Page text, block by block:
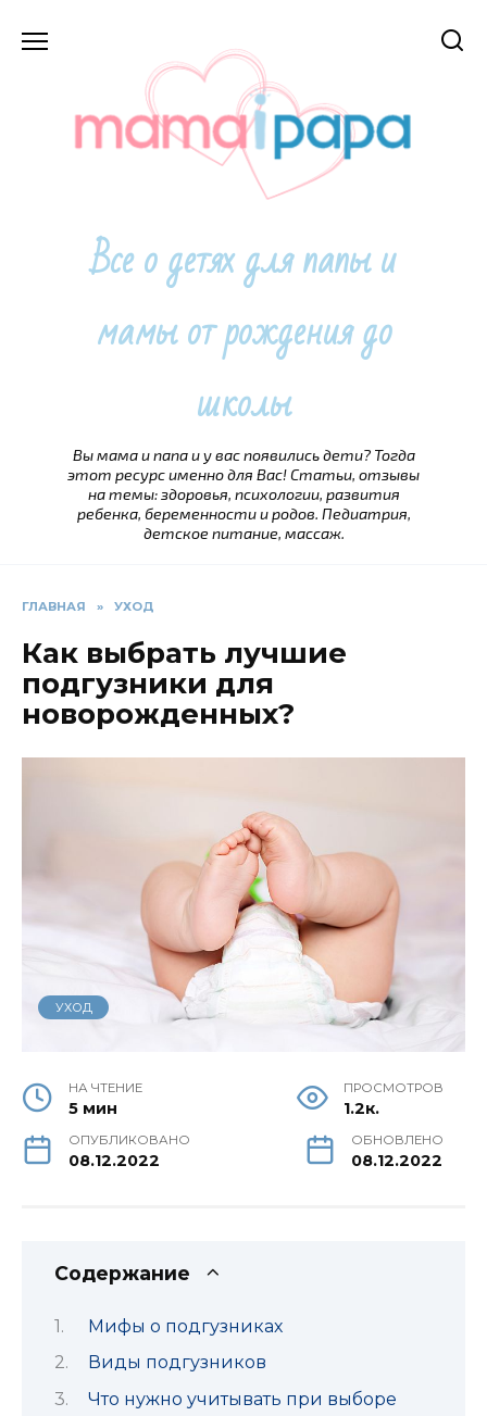
Все о детях для папы и
мамы от рождения до
школы
Вы мама и папа и у вас появились дети? Тогда
этот ресурс именно для Вас! Статьи, отзывы
на темы: здоровья, психологии, развития
ребенка, беременности и родов. Педиатрия,
детское питание, массаж.
ГЛАВНАЯ » УХОД
Как выбрать лучшие
подгузники для
новорожденных?
УХОД
НА ЧТЕНИЕ
5 мин
ПРОСМОТРОВ
1.2к.
ОПУБЛИКОВАНО
08.12.2022
ОБНОВЛЕНО
08.12.2022
Содержание
Мифы о подгузниках
Виды подгузников
Что нужно учитывать при выборе